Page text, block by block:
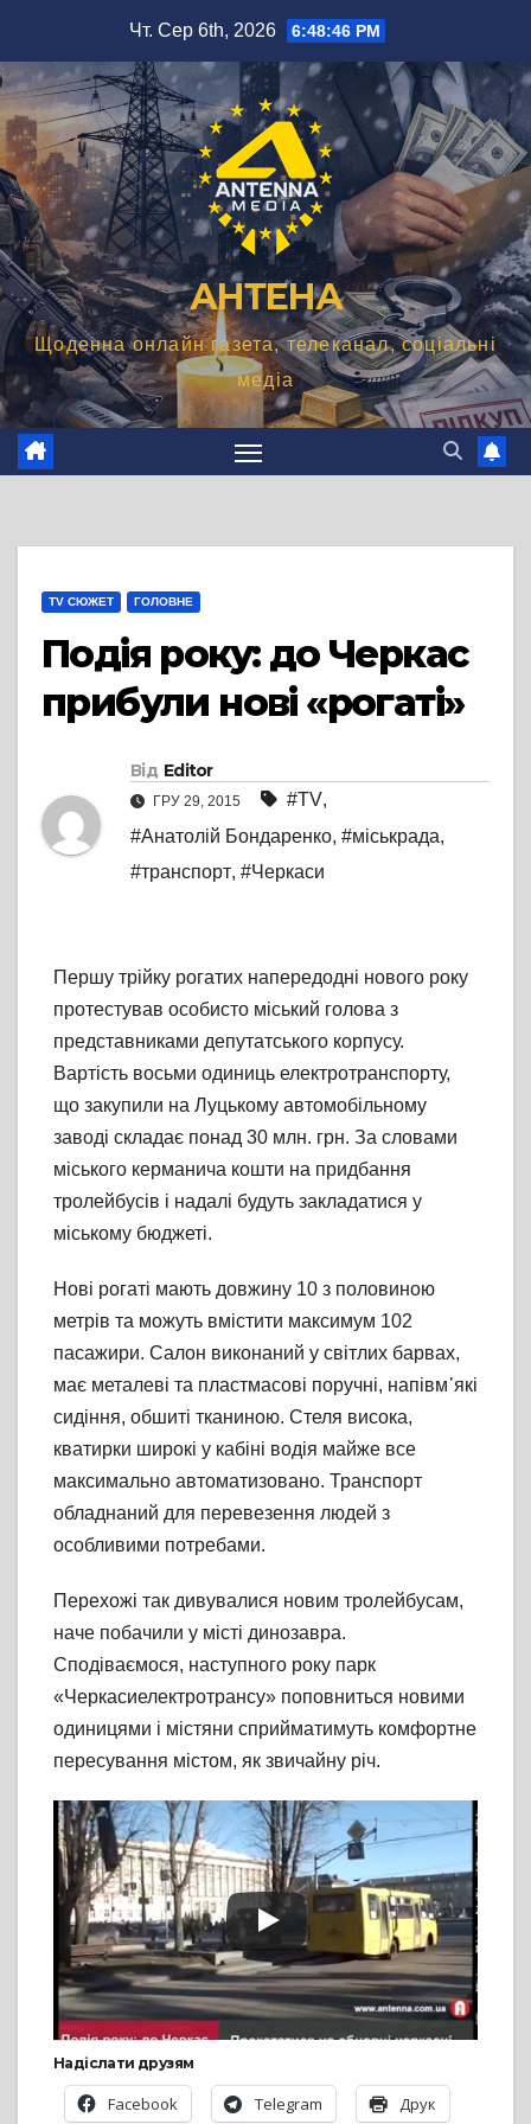
вмісту
Чт. Сер 6th, 2026 6:48:47 PM
АНТЕНА
Щоденна онлайн газета, телеканал, соціальні
медіа
TV СЮЖЕТ ГОЛОВНЕ
Подія року: до Черкас
прибули нові «рогаті»
Від Editor
ГРУ 29, 2015 #TV,
#Анатолій Бондаренко, #міськрада,
#транспорт, #Черкаси
Першу трійку рогатих напередодні нового року
протестував особисто міський голова з
представниками депутатського корпусу.
Вартість восьми одиниць електротранспорту,
що закупили на Луцькому автомобільному
заводі складає понад 30 млн. грн. За словами
міського керманича кошти на придбання
тролейбусів і надалі будуть закладатися у
міському бюджеті.
Нові рогаті мають довжину 10 з половиною
метрів та можуть вмістити максимум 102
пасажири. Салон виконаний у світлих барвах,
має металеві та пластмасові поручні, напівм᾽які
сидіння, обшиті тканиною. Стеля висока,
кватирки широкі у кабіні водія майже все
максимально автоматизовано. Транспорт
обладнаний для перевезення людей з
особливими потребами.
Перехожі так дивувалися новим тролейбусам,
наче побачили у місті динозавра.
Сподіваємося, наступного року парк
«Черкасиелектротрансу» поповниться новими
одиницями і містяни сприйматимуть комфортне
пересування містом, як звичайну річ.
Надіслати друзям
Facebook Telegram Друк